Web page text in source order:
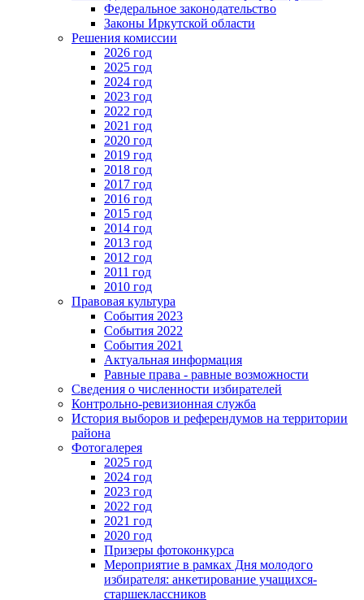
Федеральное законодательство
Законы Иркутской области
Решения комиссии
2026 год
2025 год
2024 год
2023 год
2022 год
2021 год
2020 год
2019 год
2018 год
2017 год
2016 год
2015 год
2014 год
2013 год
2012 год
2011 год
2010 год
Правовая культура
События 2023
События 2022
События 2021
Актуальная информация
Равные права - равные возможности
Сведения о численности избирателей
Контрольно-ревизионная служба
История выборов и референдумов на территории
района
Фотогалерея
2025 год
2024 год
2023 год
2022 год
2021 год
2020 год
Призеры фотоконкурса
Мероприятие в рамках Дня молодого
избирателя: анкетирование учащихся-
старшеклассников